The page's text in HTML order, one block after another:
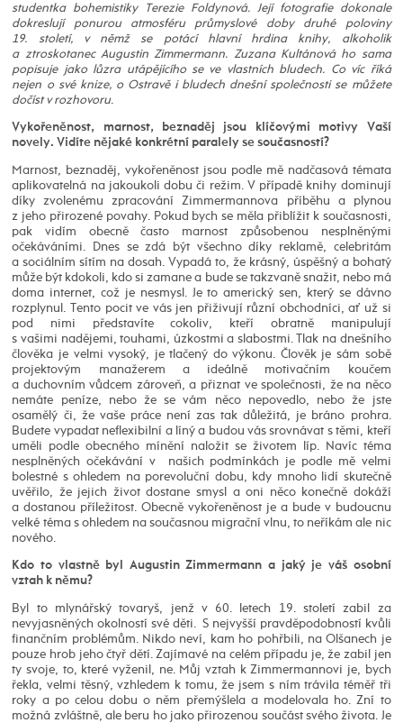
studentka bohemistiky Terezie Foldynová. Její fotografie dokonale
dokreslují ponurou atmosféru průmyslové doby druhé poloviny
19. století, v němž se potácí hlavní hrdina knihy, alkoholik
a ztroskotanec Augustin Zimmermann. Zuzana Kultánová ho sama
popisuje jako lůzra utápějícího se ve vlastních bludech. Co víc říká
nejen o své knize, o Ostravě i bludech dnešní společnosti se můžete
dočíst v rozhovoru.
Vykořeněnost, marnost, beznaděj jsou klíčovými motivy Vaší
novely. Vidíte nějaké konkrétní paralely se současností?
Marnost, beznaděj, vykořeněnost jsou podle mě nadčasová témata
aplikovatelná na jakoukoli dobu či režim. V případě knihy dominují
díky zvolenému zpracování Zimmermannova příběhu a plynou
z jeho přirozené povahy. Pokud bych se měla přiblížit k současnosti,
pak vidím obecně často marnost způsobenou nesplněnými
očekáváními. Dnes se zdá být všechno díky reklamě, celebritám
a sociálním sítím na dosah. Vypadá to, že krásný, úspěšný a bohatý
může být kdokoli, kdo si zamane a bude se takzvaně snažit, nebo má
doma internet, což je nesmysl. Je to americký sen, který se dávno
rozplynul. Tento pocit ve vás jen přiživují různí obchodníci, ať už si
pod nimi představíte cokoliv, kteří obratně manipulují
s vašimi nadějemi, touhami, úzkostmi a slabostmi. Tlak na dnešního
člověka je velmi vysoký, je tlačený do výkonu. Člověk je sám sobě
projektovým manažerem a ideálně motivačním koučem
a duchovním vůdcem zároveň, a přiznat ve společnosti, že na něco
nemáte peníze, nebo že se vám něco nepovedlo, nebo že jste
osamělý či, že vaše práce není zas tak důležitá, je bráno prohra.
Budete vypadat neflexibilní a líný a budou vás srovnávat s těmi, kteří
uměli podle obecného mínění naložit se životem líp. Navíc téma
nesplněných očekávání v našich podmínkách je podle mě velmi
bolestné s ohledem na porevoluční dobu, kdy mnoho lidí skutečně
uvěřilo, že jejich život dostane smysl a oni něco konečně dokáží
a dostanou příležitost. Obecně vykořeněnost je a bude v budoucnu
velké téma s ohledem na současnou migrační vlnu, to neříkám ale nic
nového.
Kdo to vlastně byl Augustin Zimmermann a jaký je váš osobní
vztah k němu?
Byl to mlynářský tovaryš, jenž v 60. letech 19. století zabil za
nevyjasněných okolností své děti. S nejvyšší pravděpodobností kvůli
finančním problémům. Nikdo neví, kam ho pohřbili, na Olšanech je
pouze hrob jeho čtyř dětí. Zajímavé na celém případu je, že zabil jen
ty svoje, to, které vyženil, ne. Můj vztah k Zimmermannovi je, bych
řekla, velmi těsný, vzhledem k tomu, že jsem s ním trávila téměř tři
roky a po celou dobu o něm přemýšlela a modelovala ho. Zní to
možná zvláštně, ale beru ho jako přirozenou součást svého života. Je